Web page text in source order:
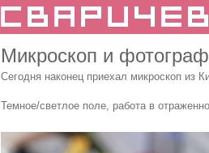
Микроскоп и
Сегодня наконец приехал микроскоп из
Темное/светлое поле, работа в